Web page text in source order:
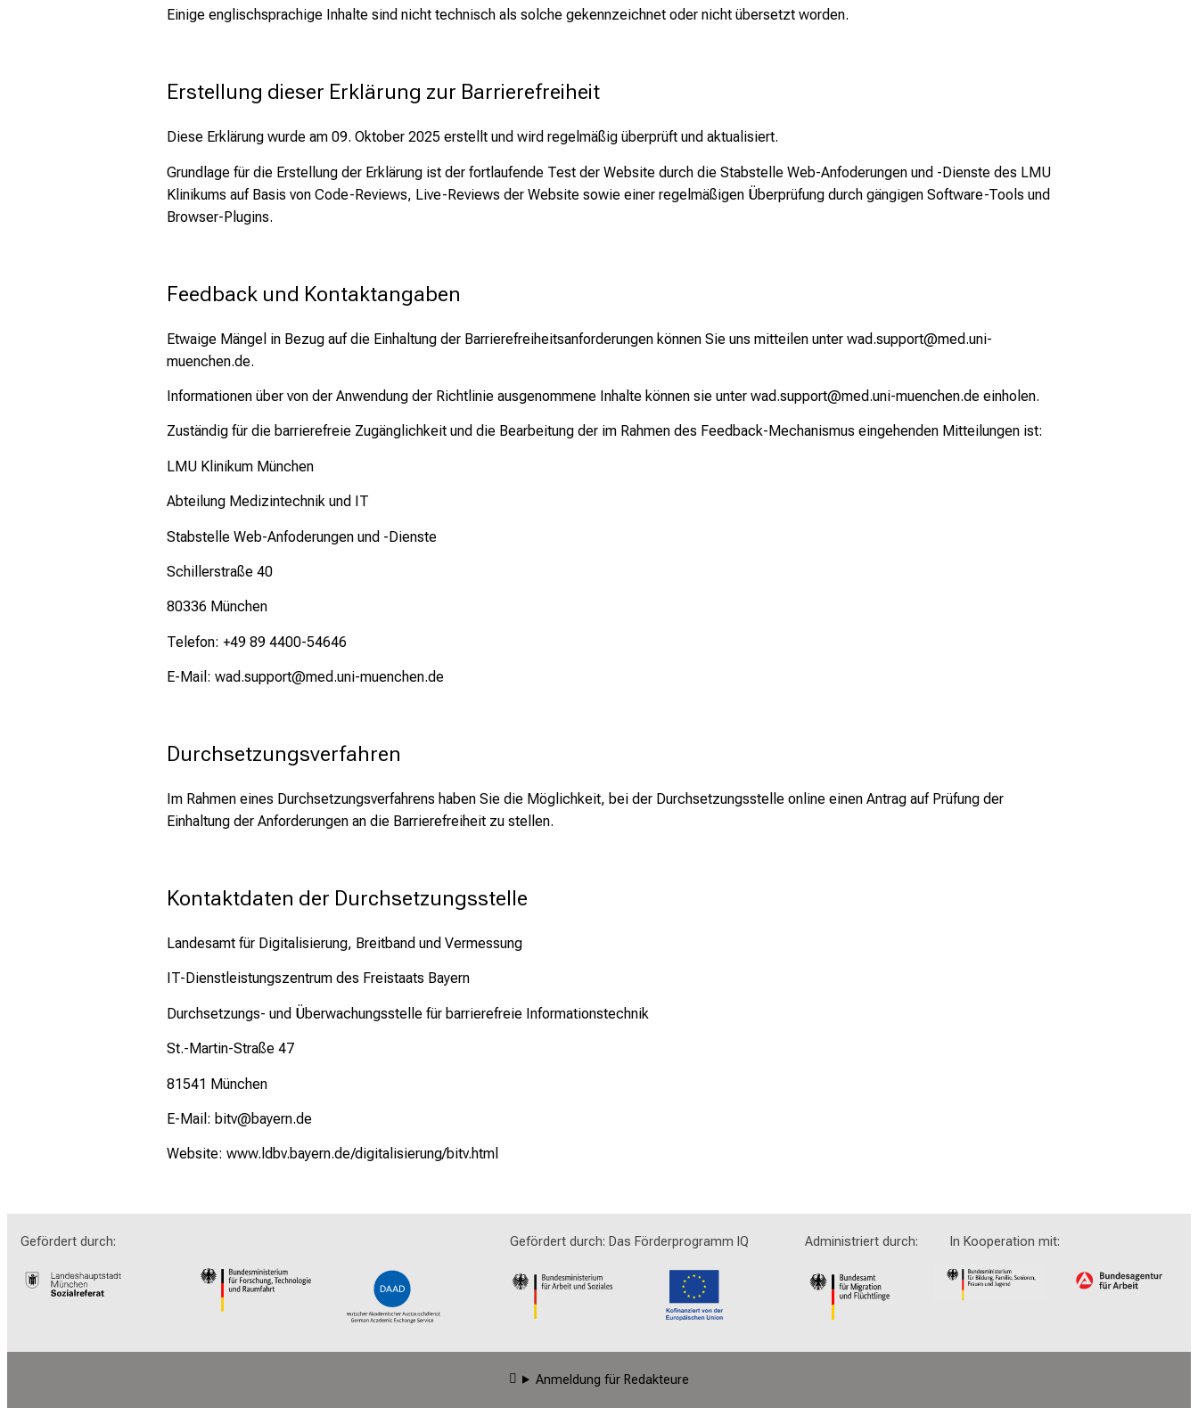
Einige englischsprachige Inhalte sind nicht technisch als solche gekennzeichnet oder nicht übersetzt worden.
Erstellung dieser Erklärung zur Barrierefreiheit
Diese Erklärung wurde am 09. Oktober 2025 erstellt und wird regelmäßig überprüft und aktualisiert.
Grundlage für die Erstellung der Erklärung ist der fortlaufende Test der Website durch die Stabstelle Web-Anfoderungen und -Dienste des LMU
Klinikums auf Basis von Code-Reviews, Live-Reviews der Website sowie einer regelmäßigen Überprüfung durch gängigen Software-Tools und
Browser-Plugins.
Feedback und Kontaktangaben
Etwaige Mängel in Bezug auf die Einhaltung der Barrierefreiheitsanforderungen können Sie uns mitteilen unter wad.support@med.uni-
muenchen.de.
Informationen über von der Anwendung der Richtlinie ausgenommene Inhalte können sie unter wad.support@med.uni-muenchen.de einholen.
Zuständig für die barrierefreie Zugänglichkeit und die Bearbeitung der im Rahmen des Feedback-Mechanismus eingehenden Mitteilungen ist:
LMU Klinikum München
Abteilung Medizintechnik und IT
Stabstelle Web-Anfoderungen und -Dienste
Schillerstraße 40
80336 München
Telefon: +49 89 4400-54646
E-Mail: wad.support@med.uni-muenchen.de
Durchsetzungsverfahren
Im Rahmen eines Durchsetzungsverfahrens haben Sie die Möglichkeit, bei der Durchsetzungsstelle online einen Antrag auf Prüfung der
Einhaltung der Anforderungen an die Barrierefreiheit zu stellen.
Kontaktdaten der Durchsetzungsstelle
Landesamt für Digitalisierung, Breitband und Vermessung
IT-Dienstleistungszentrum des Freistaats Bayern
Durchsetzungs- und Überwachungsstelle für barrierefreie Informationstechnik
St.-Martin-Straße 47
81541 München
E-Mail: bitv@bayern.de
Website: www.ldbv.bayern.de/digitalisierung/bitv.html
Gefördert durch: Gefördert durch: Das Förderprogramm IQ Administriert durch: In Kooperation mit:
Anmeldung für Redakteure